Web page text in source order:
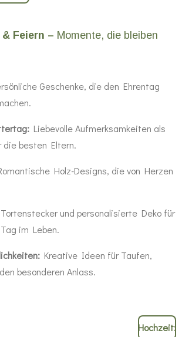
Feiern – Momente, die bleiben
Geschenke, die den Ehrentag
Liebevolle Aufmerksamkeiten als
die besten Eltern.
Holz-Designs, die von Herzen
Tortenstecker und personalisierte Deko für
im Leben.
Kreative Ideen für Taufen,
besonderen Anlass.
Hochzeit: